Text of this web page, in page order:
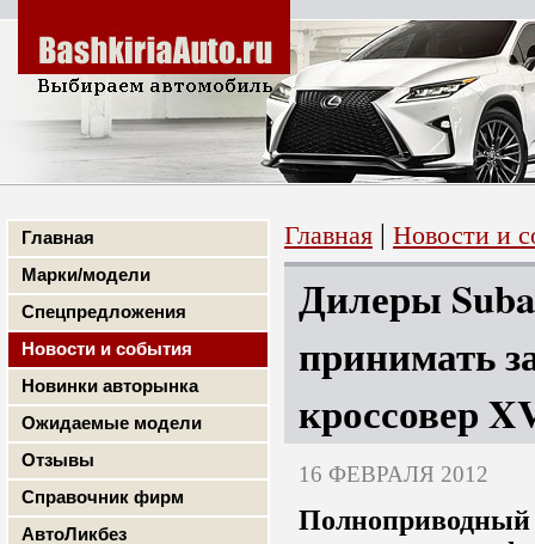
Главная
Марки/модели
Спецпредложения
Новости и события
Новинки авторынка
Ожидаемые модели
Отзывы
Справочник фирм
АвтоЛикбез
Главная | Новости и
Дилеры
принимать
кроссовер
16 ФЕВРАЛЯ 2012
Полноприводный